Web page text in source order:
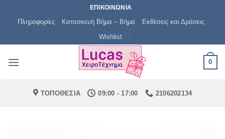
ΕΠΙΚΟΙΝΩΝΙΑ
Πληροφορίες Κατασκευή Βήμα – Βήμα
Εκθέσεις και Δράσεις
Wishlist
0
ΤΟΠΟΘΕΣΙΑ 09:00 - 17:00 2106202134